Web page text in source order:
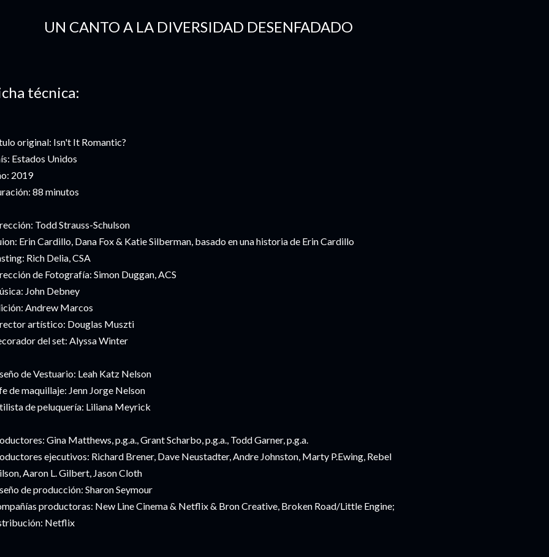
UN CANTO A LA DIVERSIDAD DESENFADADO
técnica:
original: Isn't It Romantic?
Estados Unidos
2019
88 minutos
Todd Strauss-Schulson
Erin Cardillo, Dana Fox & Katie Silberman, basado en una historia de Erin Cardillo
Rich Delia, CSA
de Fotografía: Simon Duggan, ACS
John Debney
Andrew Marcos
artístico: Douglas Muszti
del set: Alyssa Winter
de Vestuario: Leah Katz Nelson
de maquillaje: Jenn Jorge Nelson
de peluquería: Liliana Meyrick
Gina Matthews, p.g.a., Grant Scharbo, p.g.a., Todd Garner, p.g.a.
ejecutivos: Richard Brener, Dave Neustadter, Andre Johnston, Marty P.Ewing, Rebel
Aaron L. Gilbert, Jason Cloth
de producción: Sharon Seymour
productoras: New Line Cinema & Netflix & Bron Creative, Broken Road/Little Engine;
Netflix